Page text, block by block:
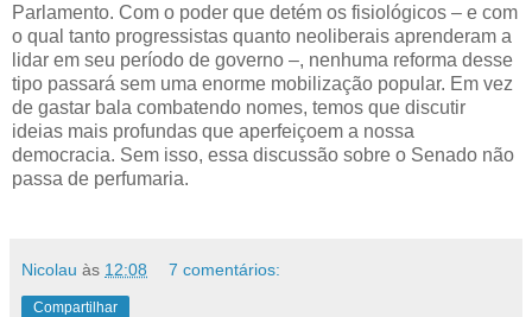
Parlamento. Com o poder que detém os fisiológicos – e com
o qual tanto progressistas quanto neoliberais aprenderam a
lidar em seu período de governo –, nenhuma reforma desse
tipo passará sem uma enorme mobilização popular. Em vez
de gastar bala combatendo nomes, temos que discutir
ideias mais profundas que aperfeiçoem a nossa
democracia. Sem isso, essa discussão sobre o Senado não
passa de perfumaria.
Nicolau às 12:08 7 comentários:
Compartilhar